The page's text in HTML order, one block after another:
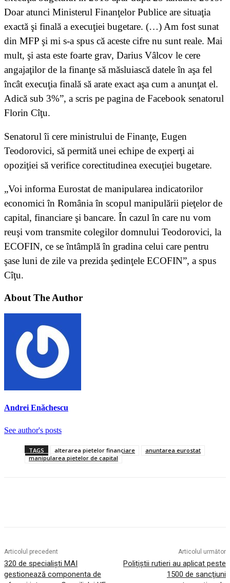
Doar atunci Ministerul Finanţelor Publice are situaţia
exactă şi finală a execuţiei bugetare. (…) Am fost sunat
din MFP şi mi s-a spus că aceste cifre nu sunt reale. Mai
mult, şi asta este foarte grav, Darius Vâlcov le cere
angajaţilor de la finanţe să măsluiască datele în aşa fel
încât execuţia finală să arate exact aşa cum a anunţat el.
Adică sub 3%”, a scris pe pagina de Facebook senatorul
Florin Cîţu.
Senatorul îi cere ministrului de Finanţe, Eugen
Teodorovici, să permită unei echipe de experţi ai
opoziţiei să verifice corectitudinea execuţiei bugetare.
„Voi informa Eurostat de manipularea indicatorilor
economici în România în scopul manipulării pieţelor de
capital, financiare şi bancare. În cazul în care nu vom
reuşi vom transmite colegilor domnului Teodorovici, la
ECOFIN, ce se întâmplă în gradina celui care pentru
şase luni de zile va prezida şedinţele ECOFIN”, a spus
Cîţu.
About The Author
Andrei Enăchescu
See author's posts
TAGS alterarea pietelor financiare
anuntarea eurostat
manipularea pietelor de capital
Articolul precedent
320 de specialişti MAI
gestionează componenta de
Articolul următor
Polițiștii rutieri au aplicat peste
1500 de sancţiuni